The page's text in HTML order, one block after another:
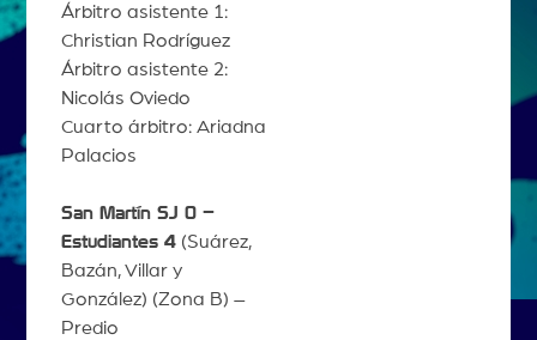
Árbitro asistente 1:
Christian Rodríguez
Árbitro asistente 2:
Nicolás Oviedo
Cuarto árbitro: Ariadna
Palacios
San Martín SJ 0 –
Estudiantes 4(Suárez,
Bazán, Villar y
González) (Zona B) –
Predio